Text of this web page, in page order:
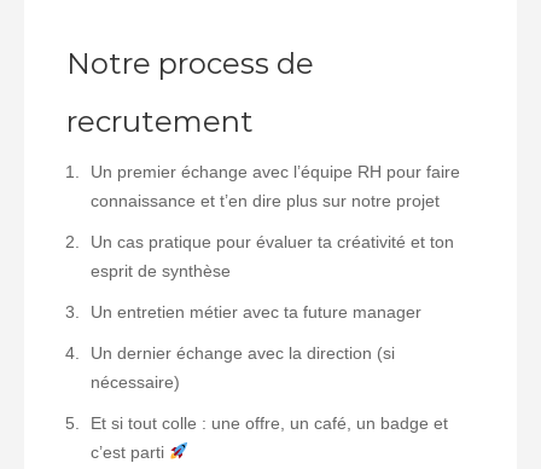
Notre process de
recrutement
Un premier échange avec l’équipe RH pour faire
connaissance et t’en dire plus sur notre projet
Un cas pratique pour évaluer ta créativité et ton
esprit de synthèse
Un entretien métier avec ta future manager
Un dernier échange avec la direction (si
nécessaire)
Et si tout colle : une offre, un café, un badge et
c’est parti